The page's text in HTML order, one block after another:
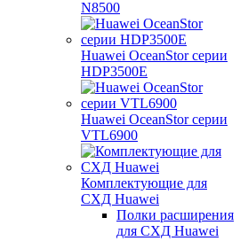
N8500
Huawei OceanStor серии
HDP3500E
Huawei OceanStor серии
VTL6900
Комплектующие для
СХД Huawei
Полки расширения
для СХД Huawei